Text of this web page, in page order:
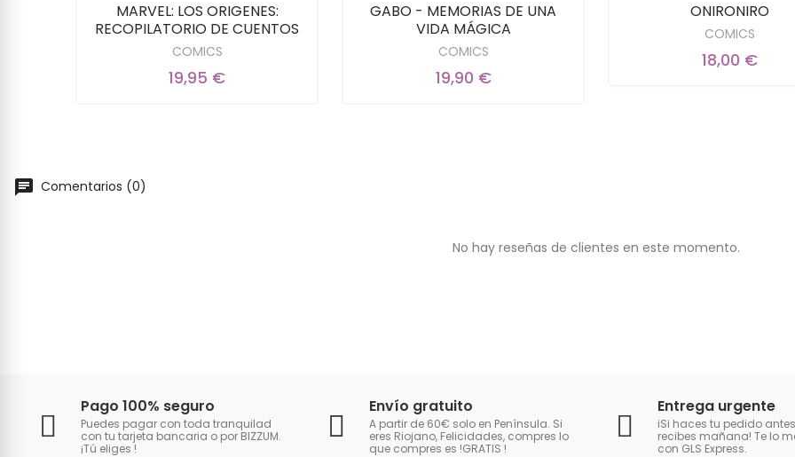
MARVEL: LOS ORIGENES:
RECOPILATORIO DE CUENTOS
COMICS
19,95 €
GABO - MEMORIAS DE UNA
VIDA MÁGICA
COMICS
19,90 €
ONIRONIRO
COMICS
18,00 €
Comentarios (0)
No hay reseñas de clientes en este momento.
Pago 100% seguro
Puedes pagar con toda tranquilad
con tu tarjeta bancaria o por BIZZUM.
¡Tú eliges !
Envío gratuito
A partir de 60€ solo en Península. Si
eres Riojano, Felicidades, compres lo
que compres es !GRATIS !
Entrega urgente
iSi haces tu pedido
recibes mañana! Te lo
con GLS Express.